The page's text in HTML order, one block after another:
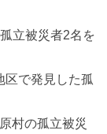
立被災者2名を
区で発見した孤
村の孤立被災